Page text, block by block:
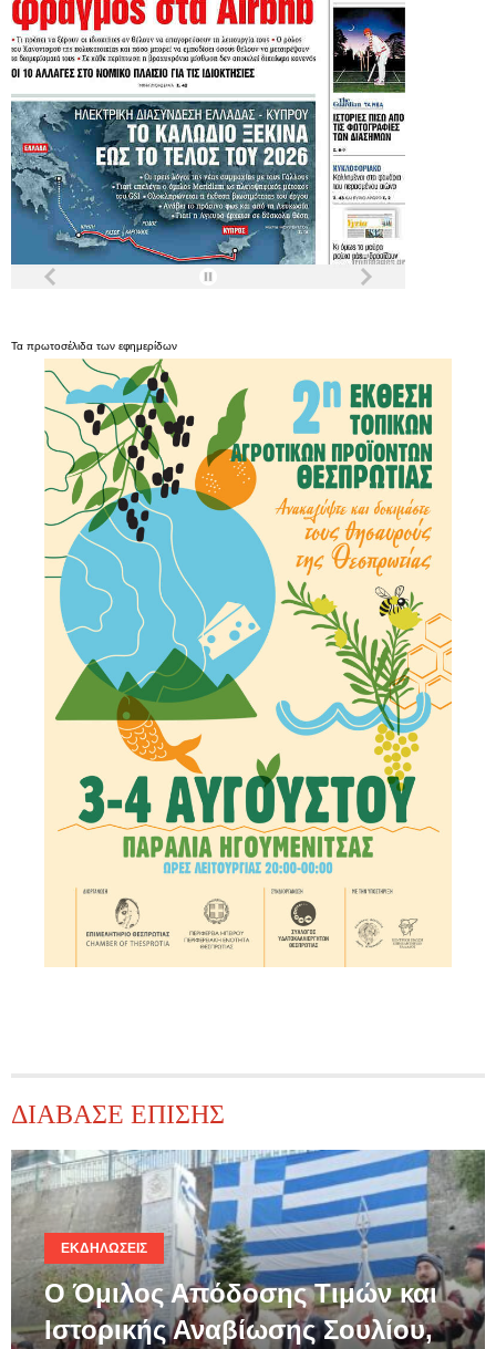
Τα πρωτοσέλιδα των εφημερίδων
ΔΙΑΒΑΣΕ ΕΠΙΣΗΣ
ΕΚΔΗΛΏΣΕΙΣ
Ο Όμιλος Απόδοσης Τιμών και
Ιστορικής Αναβίωσης Σουλίου,